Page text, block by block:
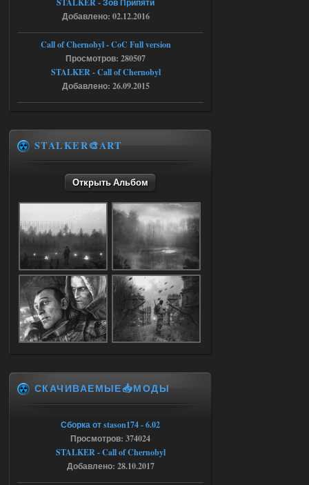
Путь во мгле + GUNSLINGER mod
Stalker-Mods-Clan-su
Доступно только для пользователей
Путь во мгле + GUNSLINGER mod
stalker673920
где пароль?
Ответить ➤
05.08.2026
Dead Air: Refined
09:03
Stalker-Mods-Clan-su
Доступно только для пользователей
Объединенный Пак 2 + OGSR +
STCoP WP 3.4
Stalker-Mods-Clan-su
Доступно только для пользователей
STALKER - Зов Припяти
Добавлено: 02.12.2016
Call of Chernobyl - CoC Full version
Просмотров: 280507
STALKER - Call of Chernobyl
Добавлено: 26.09.2015
STALKER🎨ART
Открыть Альбом
СКАЧИВАЕМЫЕ📥МОДЫ
Сборка от stason174 - 6.02
Просмотров: 374024
STALKER - Call of Chernobyl
Добавлено: 28.10.2017